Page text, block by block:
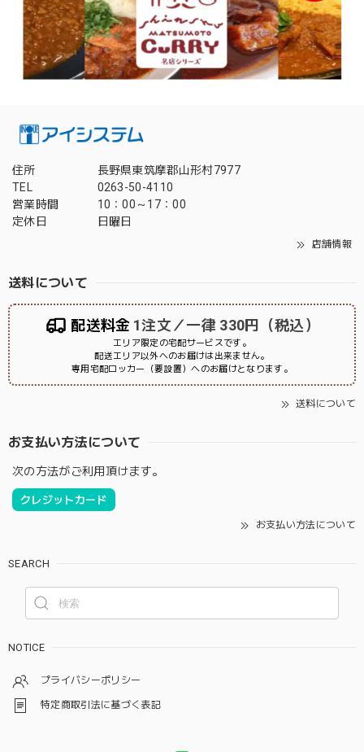
住所
長野県東筑摩郡山形村7977
TEL
0263-50-4110
営業時間
10：00～17：00
定休日
日曜日
店舗情報
送料について
配送料金 1注文／一律 330円（税込）
エリア限定の宅配サービスです。
配送エリア以外へのお届けは出来ません。
専用宅配ロッカー（要設置）へのお届けとなります。
送料について
お支払い方法について
次の方法がご利用頂けます。
クレジットカード
お支払い方法について
SEARCH
NOTICE
プライバシーポリシー
特定商取引法に基づく表記